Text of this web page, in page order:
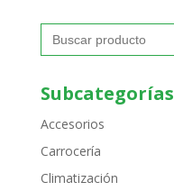
Buscar:
Subcategorías
Accesorios
Carrocería
Climatización